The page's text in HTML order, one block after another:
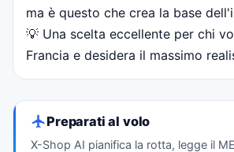
ma è questo che crea la base
💡 Una scelta eccellente per chi
Francia e desidera il massimo
Preparati al volo
X-Shop AI pianifica la rotta, legge il